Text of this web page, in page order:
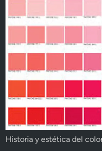
Historia y estética del